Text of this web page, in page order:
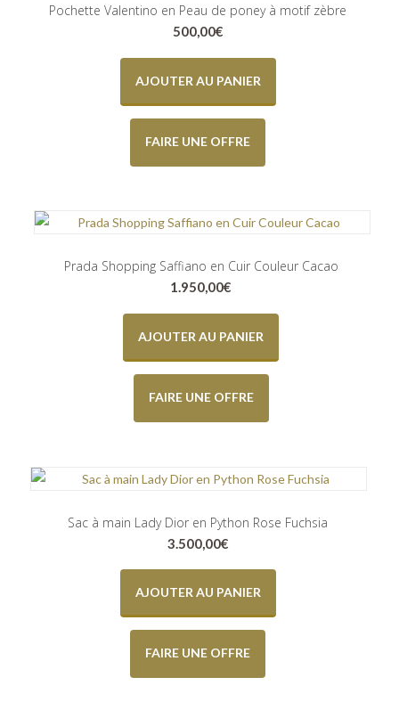
Pochette Valentino en Peau de poney à motif zèbre
500,00€
AJOUTER AU PANIER
FAIRE UNE OFFRE
Prada Shopping Saffiano en Cuir Couleur Cacao
1.950,00€
AJOUTER AU PANIER
FAIRE UNE OFFRE
Sac à main Lady Dior en Python Rose Fuchsia
3.500,00€
AJOUTER AU PANIER
FAIRE UNE OFFRE